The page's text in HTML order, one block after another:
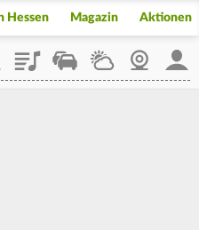
Hessen Magazin Aktionen
PlaylistStaupilotWetterWebcam